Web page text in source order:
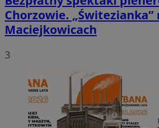
Chorzowie.
Maciejkowicach
3